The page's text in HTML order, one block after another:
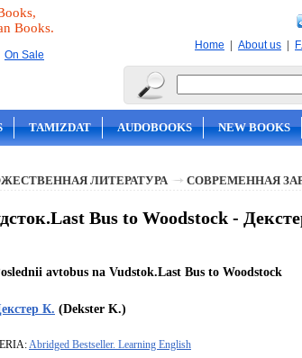
Books.
On Sale
Home | About us |
TAMIZDAT AUDOBOOKS NEW BOOKS
ЛИТЕРАТУРА СОВРЕМЕННАЯ
Bus to Woodstock -
avtobus na Vudstok.Last Bus to Woodstock
К. (Dekster K.)
Abridged Bestseller. Learning English